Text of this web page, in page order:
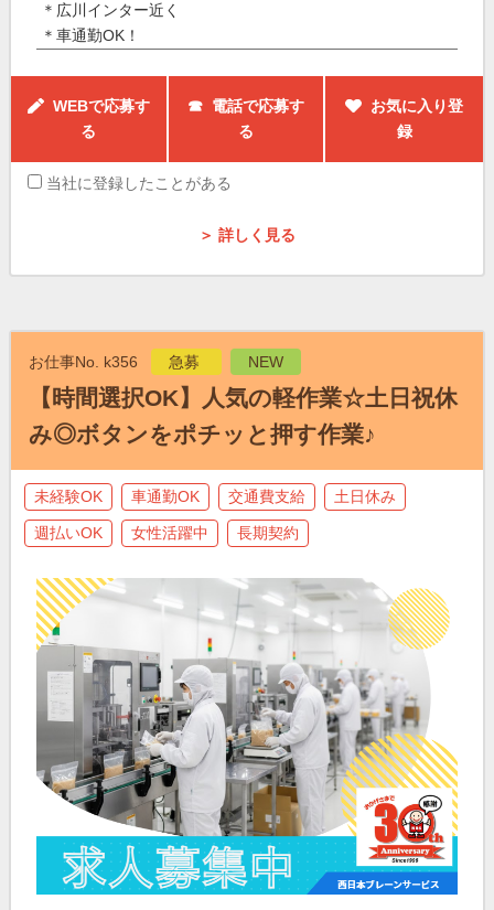
＊広川インター近く
＊車通勤OK！
WEBで応募す
る
☎ 電話で応募す
る
お気に入り登
録
当社に登録したことがある
＞ 詳しく見る
お仕事No. k356 急募 NEW
【時間選択OK】人気の軽作業☆土日祝休
み◎ボタンをポチッと押す作業♪
未経験OK 車通勤OK 交通費支給 土日休み
週払いOK 女性活躍中 長期契約